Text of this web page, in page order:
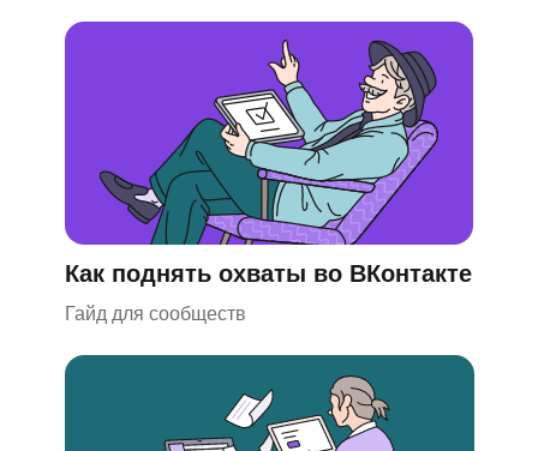
Как поднять охваты во ВКонтакте
Гайд для сообществ